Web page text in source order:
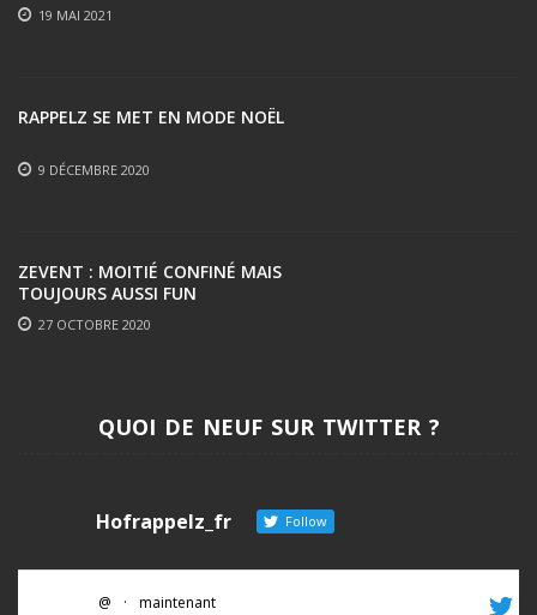
19 MAI 2021
RAPPELZ SE MET EN MODE NOËL
9 DÉCEMBRE 2020
ZEVENT : MOITIÉ CONFINÉ MAIS
TOUJOURS AUSSI FUN
27 OCTOBRE 2020
QUOI DE NEUF SUR TWITTER ?
Hofrappelz_fr Follow
@ · maintenant